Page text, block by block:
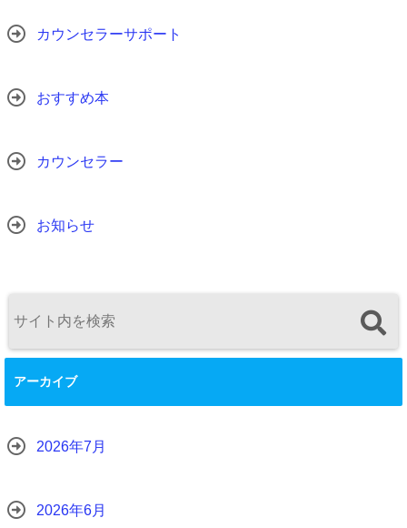
カウンセラーサポート
おすすめ本
カウンセラー
お知らせ
アーカイブ
2026年7月
2026年6月